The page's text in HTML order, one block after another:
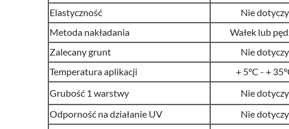
Elastyczność
Nie dotyczy
Metoda nakładania
Wałek lub
Zalecany grunt
Nie dotyczy
Temperatura aplikacji
+ 5°C - +
Grubość 1 warstwy
Nie dotyczy
Odporność na działanie UV
Nie dotyczy